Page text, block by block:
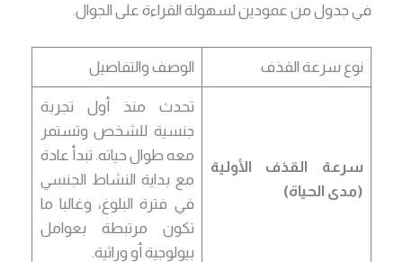
في جدول من عمودين لسهولة القراءة على الجوال.
نوع سرعة القذف الوصف والتفاصيل
سرعة القذف الأولية
(مدى الحياة)
تحدث منذ أول تجربة
جنسية للشخص وتستمر
معه طوال حياته. تبدأ عادة
مع بداية النشاط الجنسي
في فترة البلوغ، وغالبا ما
تكون مرتبطة بعوامل
بيولوجية أو وراثية.